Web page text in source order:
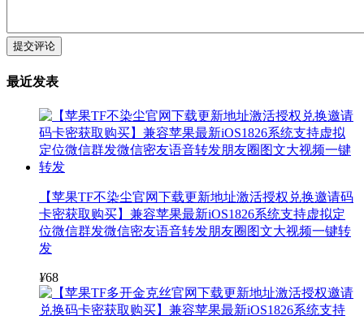
提交评论
最近发表
【苹果TF不染尘官网下载更新地址激活授权兑换邀请码
卡密获取购买】兼容苹果最新iOS1826系统支持虚拟定
位微信群发微信密友语音转发朋友圈图文大视频一键转
发
¥68